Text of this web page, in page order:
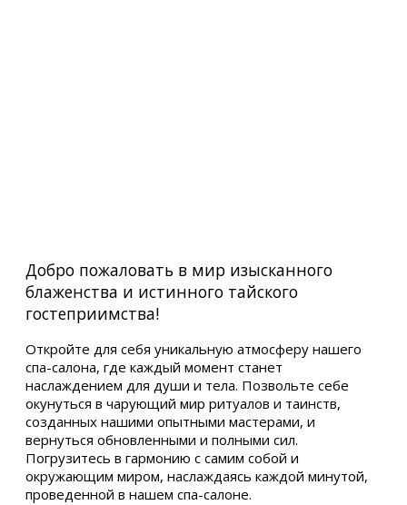
Добро пожаловать в мир изысканного
блаженства и истинного тайского
гостеприимства!
Откройте для себя уникальную атмосферу нашего
спа-салона, где каждый момент станет
наслаждением для души и тела. Позвольте себе
окунуться в чарующий мир ритуалов и таинств,
созданных нашими опытными мастерами, и
вернуться обновленными и полными сил.
Погрузитесь в гармонию с самим собой и
окружающим миром, наслаждаясь каждой минутой,
проведенной в нашем спа-салоне.